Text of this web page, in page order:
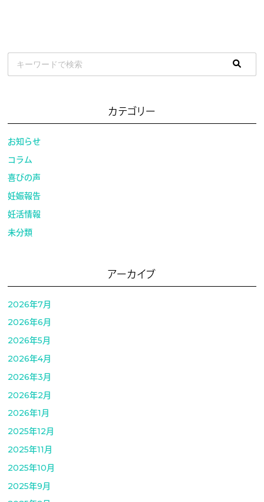
カテゴリー
お知らせ
コラム
喜びの声
妊娠報告
妊活情報
未分類
アーカイブ
2026年7月
2026年6月
2026年5月
2026年4月
2026年3月
2026年2月
2026年1月
2025年12月
2025年11月
2025年10月
2025年9月